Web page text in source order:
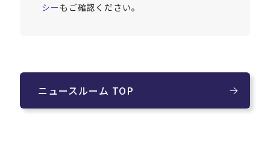
シーもご確認ください。
ニュースルーム TOP